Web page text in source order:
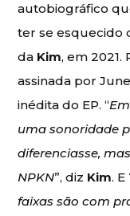
autobiográfico
ter se esquecido
da Kim, em 2021.
assinada por
inédita do EP. “
uma sonoridade
diferenciasse,
NPKN”, diz Kim. E
faixas são com